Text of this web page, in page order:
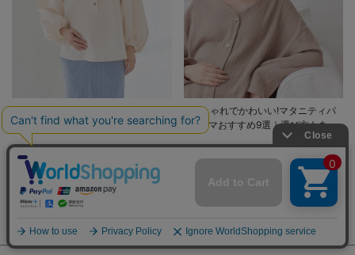
おしゃれでかわいいおすすめマタ
ニティウェア27選！サイズや着る
おしゃれでかわいい!マタニティパ
ジャマおすすめ9選｜選び方もあわ
妊娠・出産準備に関する
記事はこちら